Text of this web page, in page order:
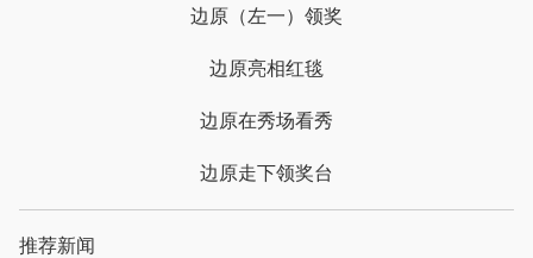
边原（左一）领奖
边原亮相红毯
边原在秀场看秀
边原走下领奖台
推荐新闻